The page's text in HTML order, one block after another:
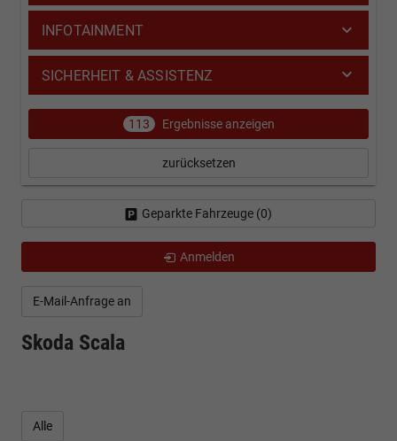
E-Mail-Anfrage an
Skoda Scala
Alle
INFOTAINMENT
SICHERHEIT & ASSISTENZ
113 Ergebnisse anzeigen
zurücksetzen
Geparkte Fahrzeuge (0)
Anmelden